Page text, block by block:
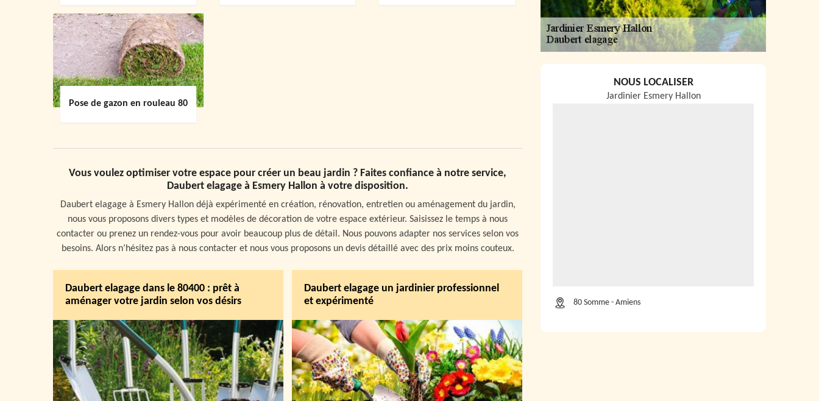
Pose de gazon en rouleau 80
Vous voulez optimiser votre espace pour créer un beau jardin ? Faites confiance à notre service,
Daubert elagage à Esmery Hallon à votre disposition.
Daubert elagage à Esmery Hallon déjà expérimenté en création, rénovation, entretien ou aménagement du jardin,
nous vous proposons divers types et modèles de décoration de votre espace extérieur. Saisissez le temps à nous
contacter ou prenez un rendez-vous pour avoir beaucoup plus de détail. Nous pouvons adapter nos services selon vos
besoins. Alors n’hésitez pas à nous contacter et nous vous proposons un devis détaillé avec des prix moins couteux.
Daubert elagage dans le 80400 : prêt à
aménager votre jardin selon vos désirs
Daubert elagage un jardinier professionnel
et expérimenté
NOUS LOCALISER
Jardinier Esmery Hallon
80 Somme - Amiens